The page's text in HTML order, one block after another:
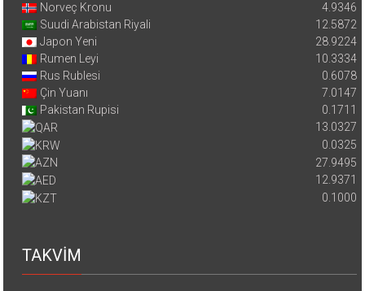
Norveç Kronu
4.9346
Suudi Arabistan Riyali
12.5872
Japon Yeni
28.9224
Rumen Leyi
10.3334
Rus Rublesi
0.6078
Çin Yuanı
7.0147
Pakistan Rupisi
0.1711
13.0327
0.0325
27.9495
12.9371
0.1000
TAKVİM